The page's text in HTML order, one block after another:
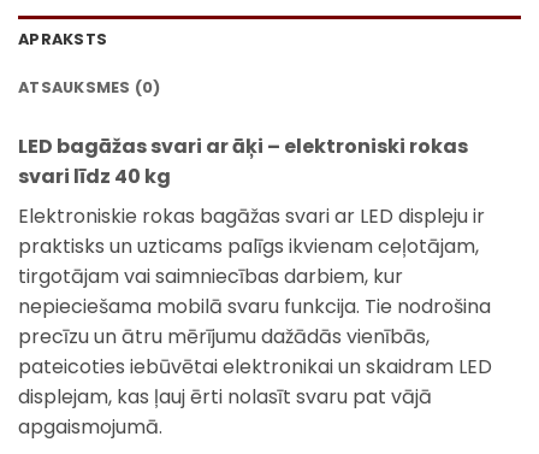
APRAKSTS
ATSAUKSMES (0)
LED bagāžas svari ar āķi – elektroniski rokas
svari līdz 40 kg
Elektroniskie rokas bagāžas svari ar LED displeju ir
praktisks un uzticams palīgs ikvienam ceļotājam,
tirgotājam vai saimniecības darbiem, kur
nepieciešama mobilā svaru funkcija. Tie nodrošina
precīzu un ātru mērījumu dažādās vienībās,
pateicoties iebūvētai elektronikai un skaidram LED
displejam, kas ļauj ērti nolasīt svaru pat vājā
apgaismojumā.